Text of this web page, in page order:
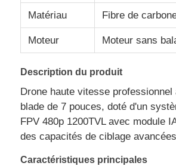
Matériau Fibre de
Moteur Moteur sans
Description du produit
Drone haute vitesse professionnel
blade de 7 pouces, doté d'un
FPV 480p 1200TVL avec module
des capacités de ciblage
Caractéristiques principales